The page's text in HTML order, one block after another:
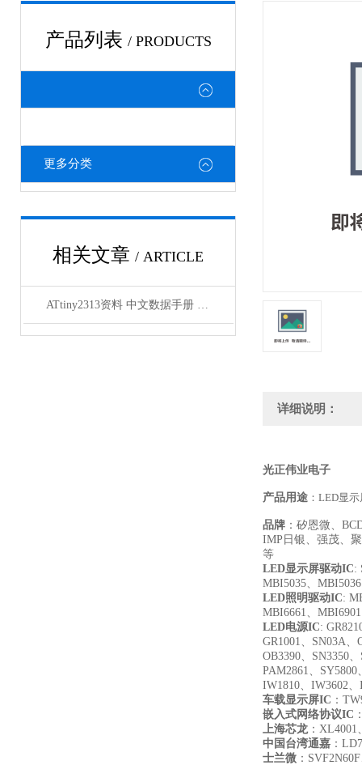
产品列表 / PRODUCTS
更多分类
相关文章 / ARTICLE
ATtiny2313资料 中文数据手册 规格书 PDF
详细说明：
光正伟业电子
产品用途 ：LED显
品牌 ：矽恩微、
IMP日银、强茂、
等
LED显示屏驱动IC:
MBI5035、
LED照明驱动IC:
MBI6661、
LED电源IC:
GR1001、SN03A、
OB3390、SN3350
PAM2861、
IW1810、IW3602
车载显示屏IC ：
嵌入式网络协议IC
上海芯龙：XL4001
中国台湾通嘉 ：
士兰微 ：